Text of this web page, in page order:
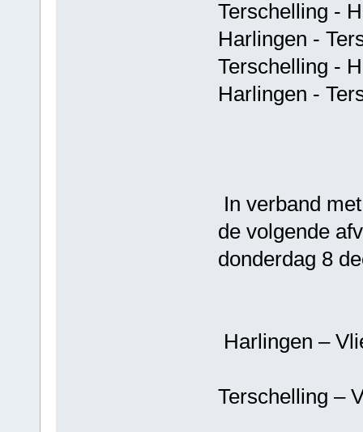
Terschelling -
Harlingen -
Terschelling -
Harlingen -
In verband
de volgende
donderdag 8
Harlingen –
Terschelling